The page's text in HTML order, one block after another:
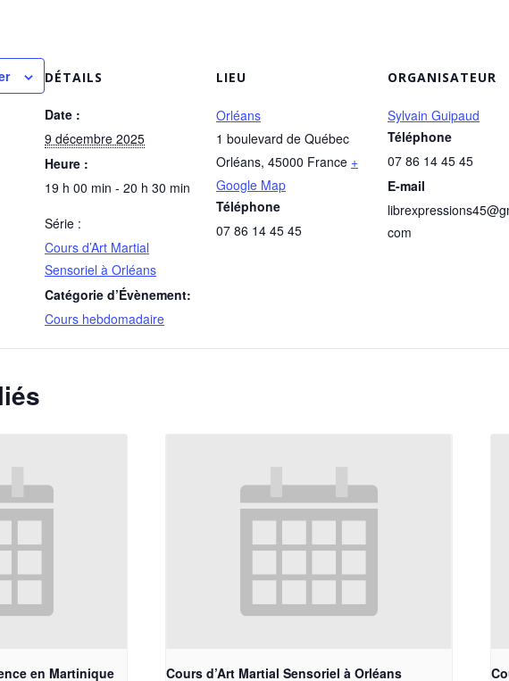
DÉTAILS
Date :
9 décembre 2025
Heure :
19 h 00 min - 20 h 30 min
Série :
Cours d’Art Martial
Sensoriel à Orléans
Catégorie d’Évènement:
Cours hebdomadaire
LIEU
Orléans
1 boulevard de Québec
Orléans, 45000 France +
Google Map
Téléphone
07 86 14 45 45
ORGANISATEUR
Sylvain Guipaud
Téléphone
07 86 14 45 45
E-mail
com
en Martinique Cours d’Art Martial Sensoriel à Orléans